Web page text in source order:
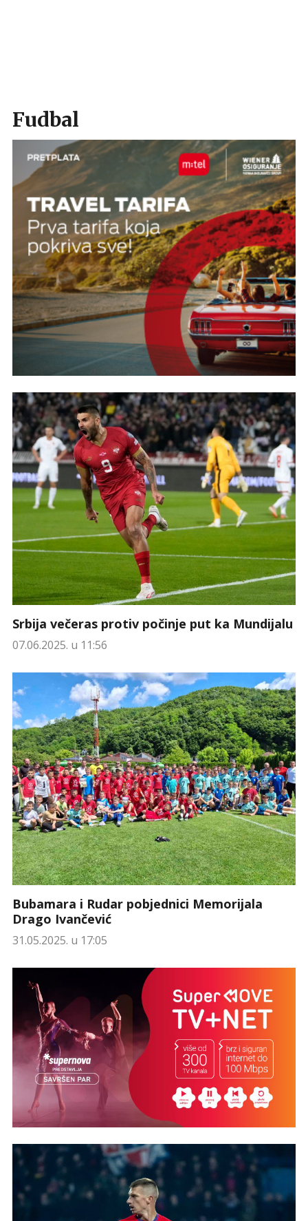
Fudbal
Srbija večeras protiv počinje put ka Mundijalu
07.06.2025. u 11:56
Bubamara i Rudar pobjednici Memorijala
Drago Ivančević
31.05.2025. u 17:05